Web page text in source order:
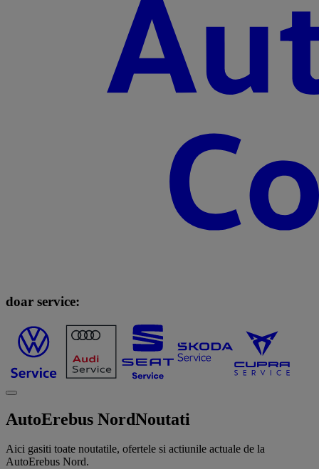
doar service:
AutoErebus NordNoutati
Aici gasiti toate noutatile, ofertele si actiunile actuale de la
AutoErebus Nord.